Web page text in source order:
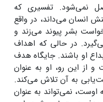
نمی‌شود. تفسیری که
انسان می‌داند، در واقع
بشر پیوند می‌زند و
در حالی که اهداف
او باشند. جایگاه هدف
از این رو، او به عنوان
به آن تلاش می‌کند.
نمی‌تواند به عنوان